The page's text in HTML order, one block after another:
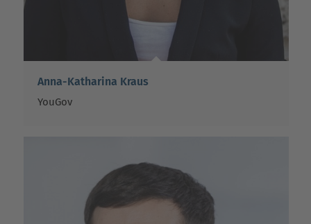
Anna-Katharina Kraus
YouGov